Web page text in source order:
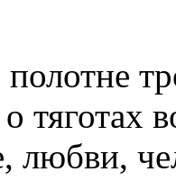
тяготах
любви,